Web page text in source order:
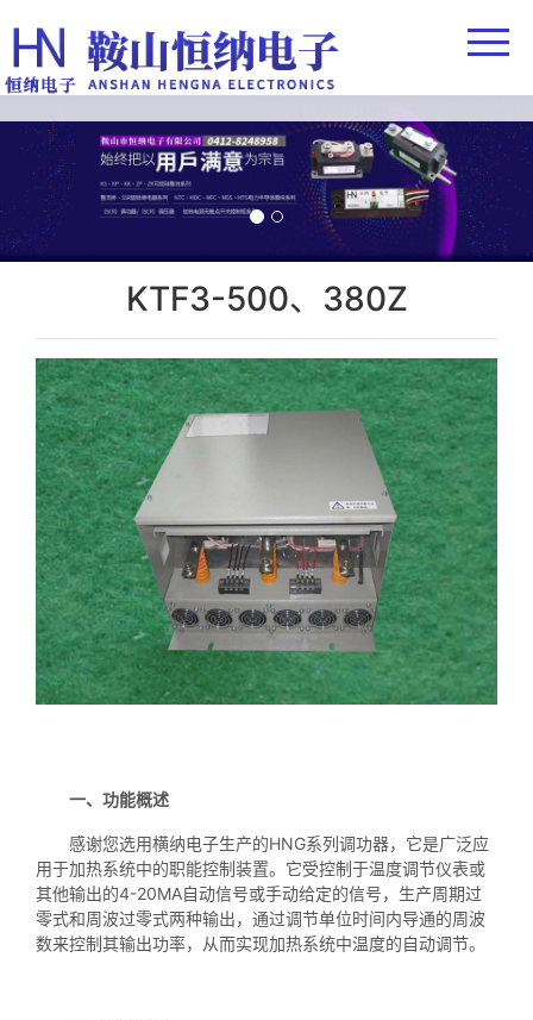
公司简介
欧亿-中国一站
技术支持
欧亿-中国一站
企业实力
客户反馈
联系我们
KTF3-500、380Z
一、功能概述
感谢您选用横纳电子生产的HNG系列调功器，它是广泛应
用于加热系统中的职能控制装置。它受控制于温度调节仪表或
其他输出的4-20MA自动信号或手动给定的信号，生产周期过
零式和周波过零式两种输出，通过调节单位时间内导通的周波
数来控制其输出功率，从而实现加热系统中温度的自动调节。